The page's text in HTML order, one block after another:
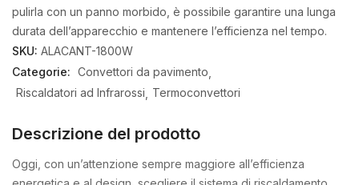
pulirla con un panno morbido, è possibile garantire una lunga
durata dell’apparecchio e mantenere l’efficienza nel tempo.
SKU: ALACANT-1800W
Categorie: Convettori da pavimento
Riscaldatori ad Infrarossi
Termoconvettori
Descrizione del prodotto
Oggi, con un’attenzione sempre maggiore all’efficienza